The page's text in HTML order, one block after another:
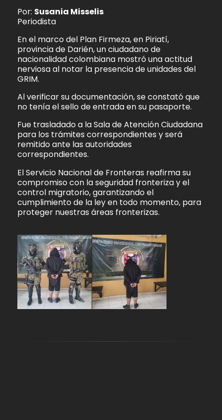
Por: Susania Misselis
Periodista
En el marco del Plan Firmeza, en Piriatí,
provincia de Darién, un ciudadano de
nacionalidad colombiana mostró una actitud
nerviosa al notar la presencia de unidades del
GRIM.
Al verificar su documentación, se constató que
no tenía el sello de entrada en su pasaporte.
Fue trasladado a la Sala de Atención Ciudadana
para los trámites correspondientes y será
remitido ante las autoridades
correspondientes.
El Servicio Nacional de Fronteras reafirma su
compromiso con la seguridad fronteriza y el
control migratorio, garantizando el
cumplimiento de la ley en todo momento, para
proteger nuestras áreas fronterizas.